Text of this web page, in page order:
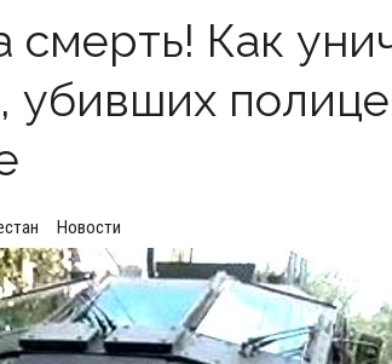
ОТКУДА ВСУ ЗАПУСКАЛИ БЕСПИЛОТНИКИ В
ПРОТЕСТЫ ПРОТИВ СЕКРЕТНОГО
НУЖНО $80 МЛРД ДЛЯ ПОКРЫТИЯ РАСХОДОВ НА
смерть! Как
убивших
Новости